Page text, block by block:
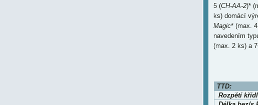
5 (CH-AA-2)*
ks) domácí
Magic* (max.
navedením
(max. 2 ks) a
TTD:
Rozpětí